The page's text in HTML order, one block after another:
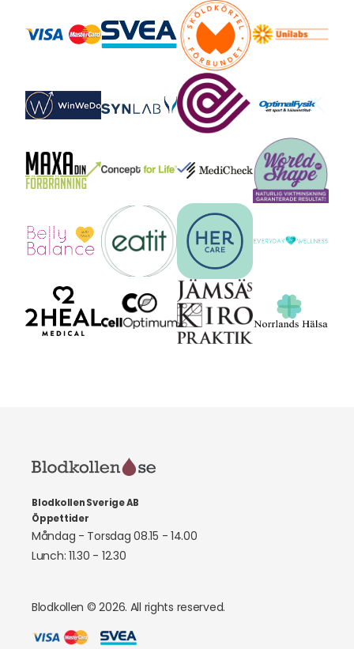
Blodkollen Sverige AB
Öppettider
Måndag - Torsdag 08.15 - 14.00
Lunch: 11.30 - 12.30
Blodkollen © 2026. All rights reserved.